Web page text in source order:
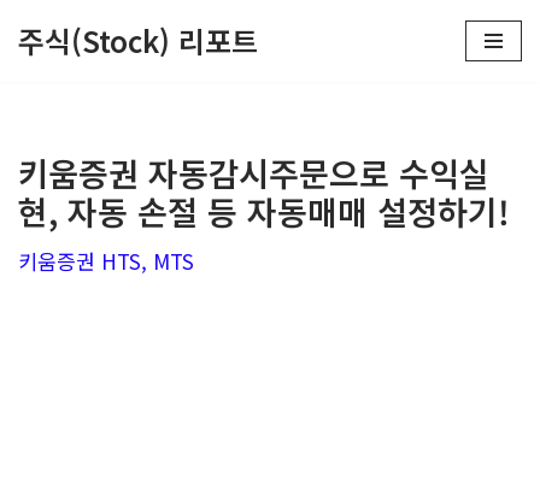
로
건
너
주식(Stock) 리포트
키움증권 자동감시주문으로 수익실
현, 자동 손절 등 자동매매 설정하기!
키움증권 HTS, MTS